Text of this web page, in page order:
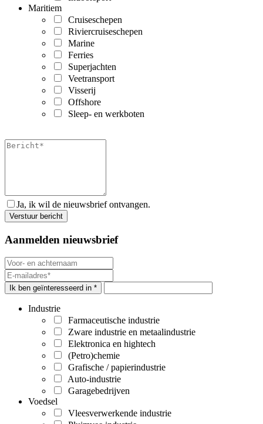
Maritiem
Cruiseschepen
Riviercruiseschepen
Marine
Ferries
Superjachten
Veetransport
Visserij
Offshore
Sleep- en werkboten
Ja, ik wil de nieuwsbrief ontvangen.
Aanmelden nieuwsbrief
Ik ben geïnteresseerd in *
Industrie
Farmaceutische industrie
Zware industrie en metaalindustrie
Elektronica en hightech
(Petro)chemie
Grafische / papierindustrie
Auto-industrie
Garagebedrijven
Voedsel
Vleesverwerkende industrie